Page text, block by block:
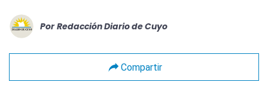
Por Redacción Diario de Cuyo
Compartir